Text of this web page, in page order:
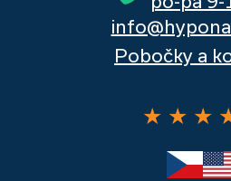
Pobočky a
★ ★ ★